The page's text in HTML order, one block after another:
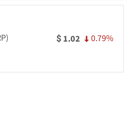
$ 1.02 0.79%